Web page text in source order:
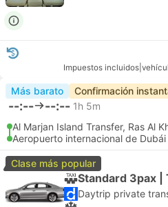
Impuestos incluidos
Más barato Confirmación
--:-- --:-- 1h 5m
Al Marjan Island Transfer, Ras Al
Aeropuerto internacional de Dubái
Clase más popular
Standard 3pax |